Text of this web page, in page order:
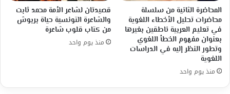
المحاضرة الثانية من سلسلة
محاضرات تحليل الأخطاء اللغوية
في تعليم العربية ناطقين بغيرها
بعنوان مفهوم الخطأ اللغوي
وتطور النظر إليه في الدراسات
اللغوية
منذ يوم واحد
قصيدتان لشاعر الأمة محمد ثابت
والشاعرة التونسية حياة بربوش
من كتاب قلوب شاعرة
منذ يوم واحد